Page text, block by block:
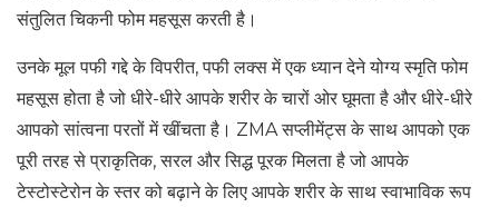
संतुलित चिकनी फोम महसूस करती है।
उनके मूल पफी गद्दे के विपरीत, पफी लक्स में एक ध्यान देने योग्य स्मृति फोम
महसूस होता है जो धीरे-धीरे आपके शरीर के चारों ओर घूमता है और धीरे-धीरे
आपको सांत्वना परतों में खींचता है। ZMA सप्लीमेंट्स के साथ आपको एक
पूरी तरह से प्राकृतिक, सरल और सिद्ध पूरक मिलता है जो आपके
टेस्टोस्टेरोन के स्तर को बढ़ाने के लिए आपके शरीर के साथ स्वाभाविक रूप